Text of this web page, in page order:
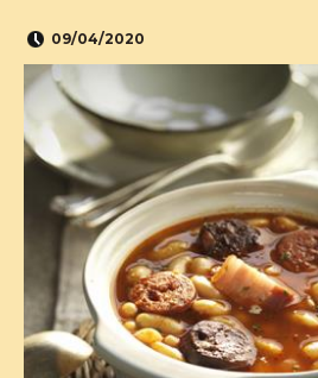
09/04/2020